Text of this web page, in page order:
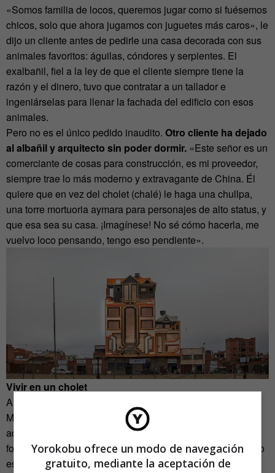
«Somos familia de locos, queremos jugar como si fuésemos
chicos, solo que ahora jugamos con juguetes más caros», le
dijo un cliente antes de pedirle una casa decorada con sus
animales favoritos: águilas, cóndores y serpientes. El
exalbañil, fiel a la ley de que el cliente siempre tiene la
razón y el dinero, tuvo que contratar a un tallador e
ingeniárselas para llenar la fachada del edificio con esos
animales.
Pero no es el único pedido inaudito. Otro cliente ha dejado
al albañil y arquitecto sin poder dormir. «Este señor es un
comerciante de cosas para construcción, es mi proveedor,
siempre trae lo más moderno y extravagante de China. Él
quiere que en vez del cholet (chalé) le haga una chullpa,
una torre mortuoria aymara para personajes de alto status, y
que esa sea su casa. ¡Imagínese! No sé cómo hacerla, me
vuelvo loco pensando, tengo eso pendiente».
Vivir en un cholet
Alejandro Chino y María del Carmen Pérez son clientes de
Mamani. Como la mayoría de ellos, son comerciantes y
adoran bailar en los carnavales y asistir a una fiesta
folclórica llamada El Gran Poder. En ese festejo alteño todo
es exagerado. Se hace alarde de riquezas a través de los
Yorokobu ofrece un modo de navegación
gratuito, mediante la aceptación de